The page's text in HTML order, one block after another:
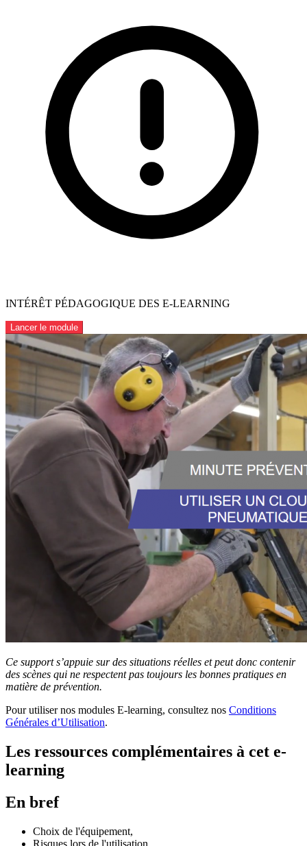
INTÉRÊT PÉDAGOGIQUE DES E-LEARNING
Lancer le module
Ce support s’appuie sur des situations réelles et peut donc contenir
des scènes qui ne respectent pas toujours les bonnes pratiques en
matière de prévention.
Pour utiliser nos modules E-learning, consultez nos Conditions
Générales d’Utilisation.
Les ressources complémentaires à cet e-
learning
En bref
Choix de l'équipement,
Risques lors de l'utilisation,